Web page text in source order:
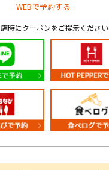
WEBで予約する
時にクーポンをご提示ください